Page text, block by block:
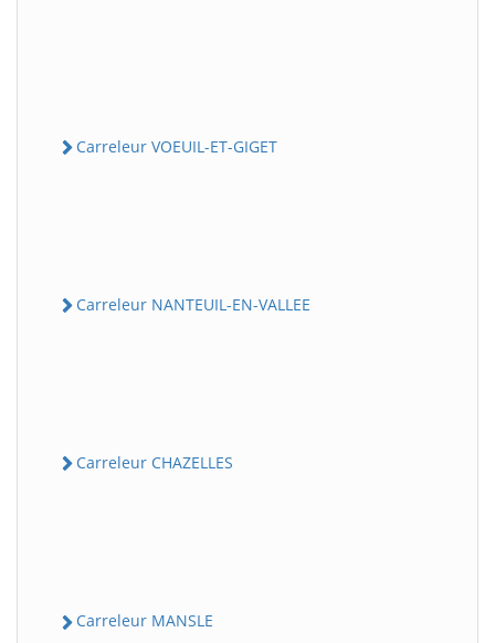
Carreleur VOEUIL-ET-GIGET
Carreleur NANTEUIL-EN-VALLEE
Carreleur CHAZELLES
Carreleur MANSLE